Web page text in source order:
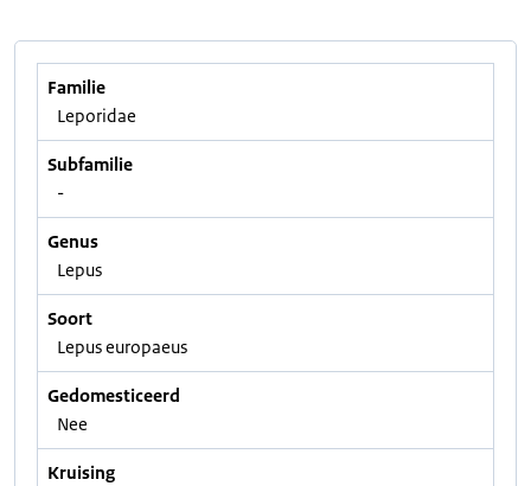
Familie
Leporidae
Subfamilie
-
Genus
Lepus
Soort
Lepus europaeus
Gedomesticeerd
Nee
Kruising